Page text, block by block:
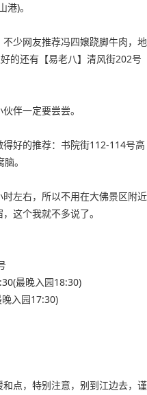
)。
少网友推荐冯四嬢跷脚牛肉，地
的还有【易老八】清风街202号
伴一定要尝尝。
好的推荐：书院街112-114号高
。
左右，所以不用在大佛景区附近
这个我就不多说了。
最晚入园18:30)
入园17:30)
点，特别注意，别到江边去，谨